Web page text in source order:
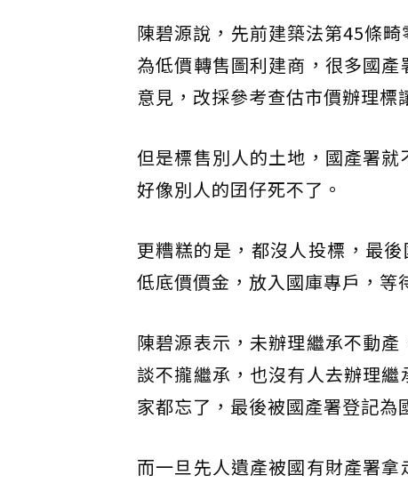
陳碧源說，先前建築法第45條
為低價轉售圖利建商，很多國
意見，改採參考查估市價辦理標
但是標售別人的土地，國產署
好像別人的囝仔死不了。
更糟糕的是，都沒人投標，最
低底價價金，放入國庫專戶，等
陳碧源表示，未辦理繼承不動
談不攏繼承，也沒有人去辦理
家都忘了，最後被國產署登記為
而一旦先人遺產被國有財產署